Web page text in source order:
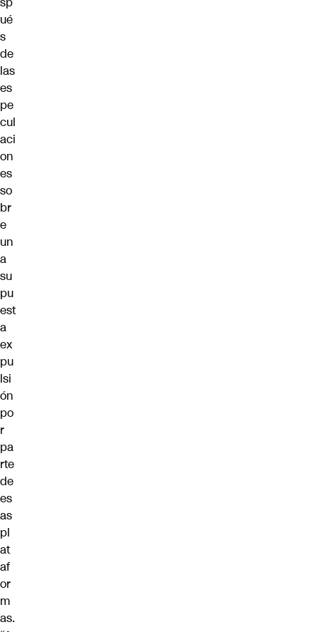
ué
s
de
las
es
pe
cul
aci
on
es
so
br
e
un
a
su
pu
est
a
ex
pu
lsi
ón
po
r
pa
rte
de
es
as
pl
at
af
or
m
as.